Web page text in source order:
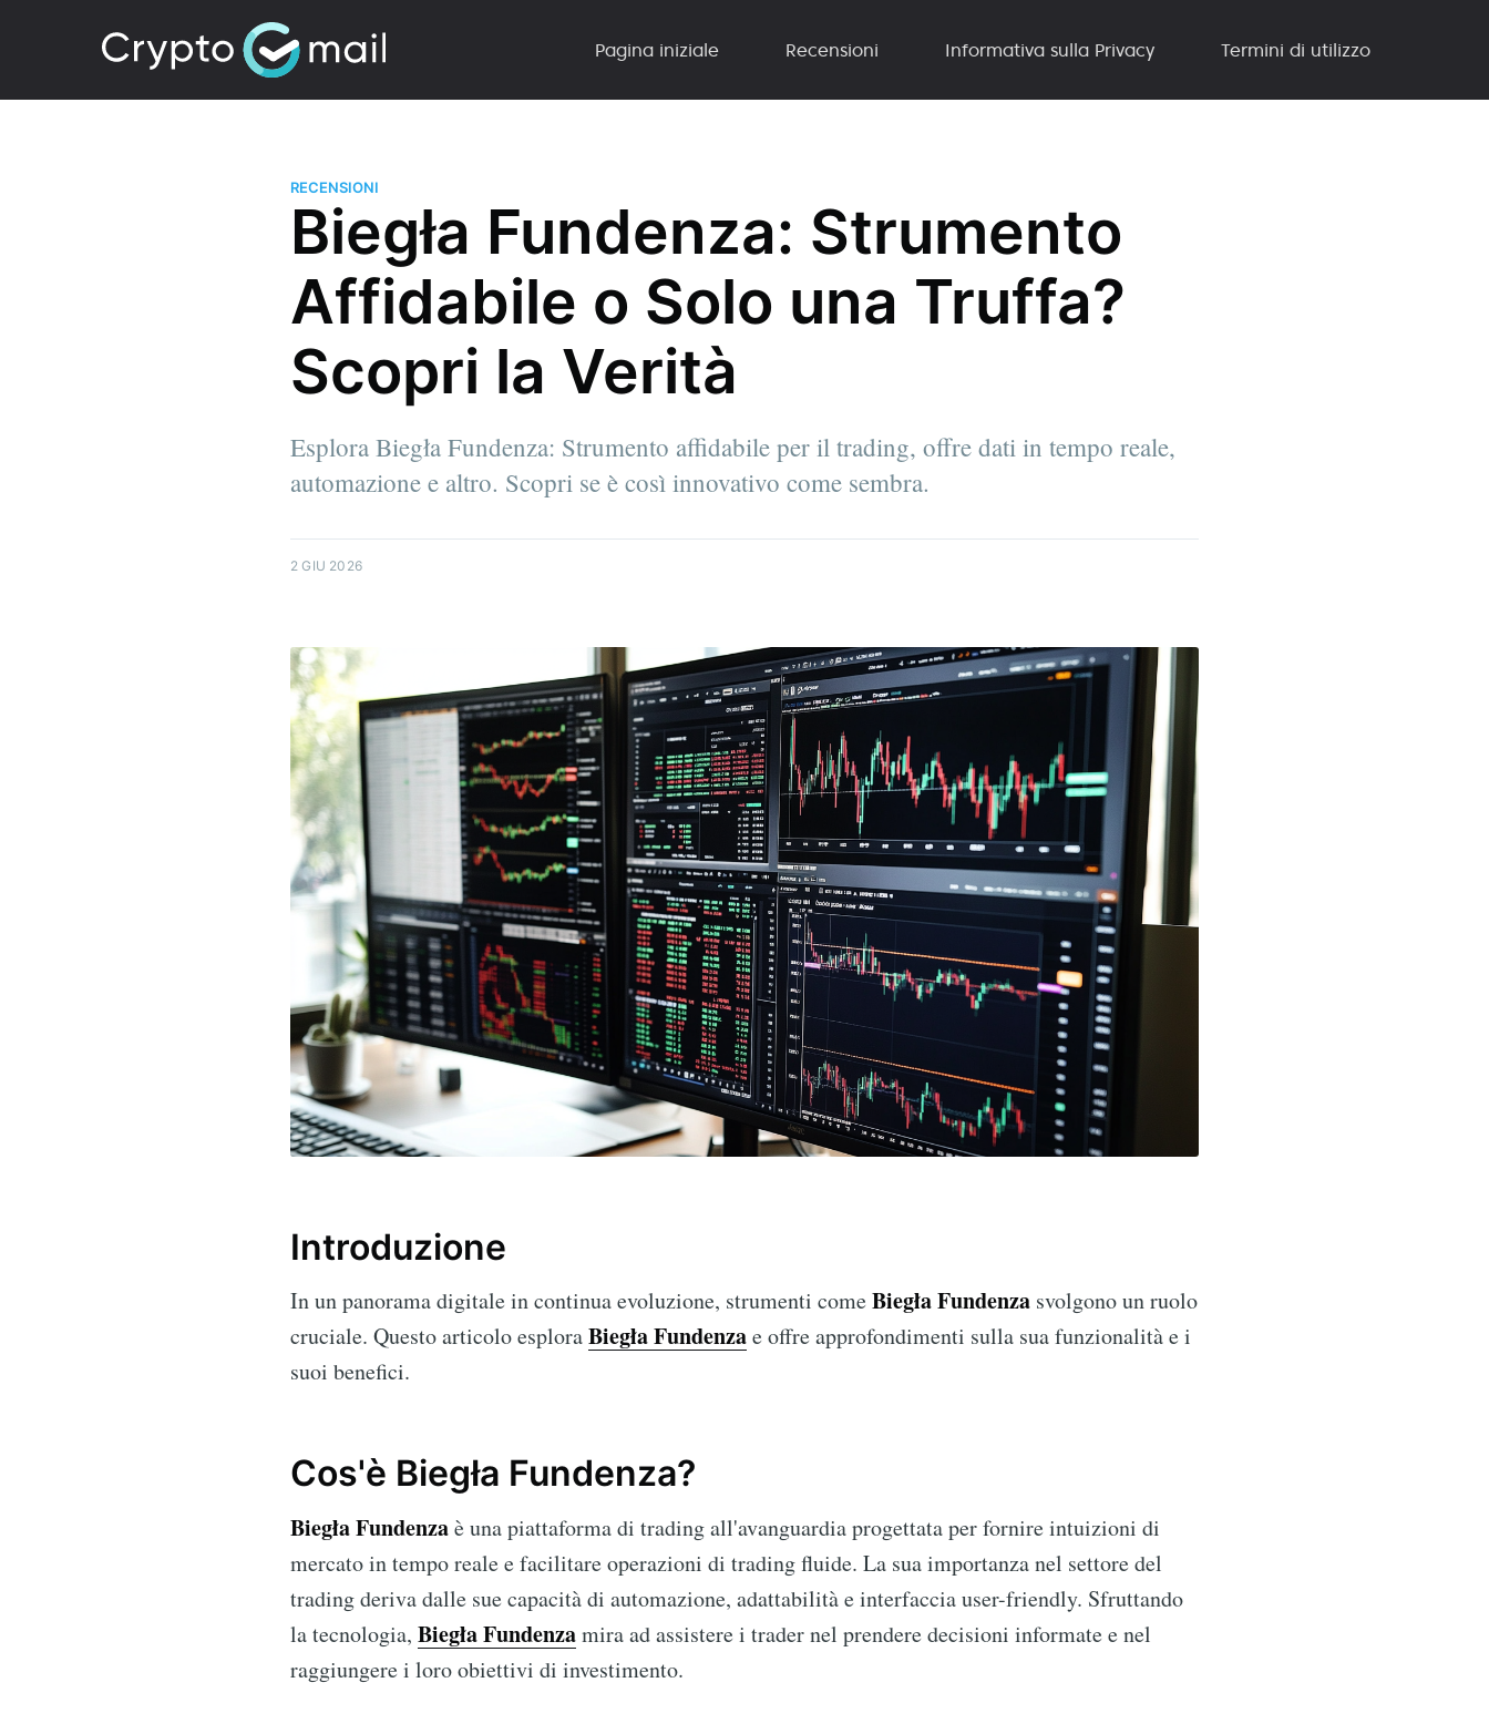
Pagina iniziale Recensioni Informativa sulla Privacy Termini di utilizzo
RECENSIONI
Biegła Fundenza: Strumento
Affidabile o Solo una Truffa?
Scopri la Verità
Esplora Biegła Fundenza: Strumento affidabile per il trading, offre dati in tempo reale,
automazione e altro. Scopri se è così innovativo come sembra.
2 GIU 2026
Introduzione
In un panorama digitale in continua evoluzione, strumenti comeBiegła Fundenza svolgono un ruolo
cruciale. Questo articolo esploraBiegła Fundenzae offre approfondimenti sulla sua funzionalità e i
suoi benefici.
Cos'è Biegła Fundenza?
Biegła Fundenzaè una piattaforma di trading all'avanguardia progettata per fornire intuizioni di
mercato in tempo reale e facilitare operazioni di trading fluide. La sua importanza nel settore del
trading deriva dalle sue capacità di automazione, adattabilità e interfaccia user-friendly. Sfruttando
la tecnologia, Biegła Fundenzamira ad assistere i trader nel prendere decisioni informate e nel
raggiungere i loro obiettivi di investimento.